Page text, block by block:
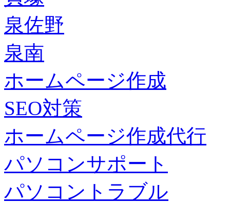
泉佐野
泉南
ホームページ作成
SEO対策
ホームページ作成代行
パソコンサポート
パソコントラブル